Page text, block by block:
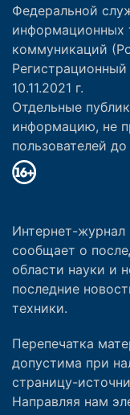
Федеральной
информационных
коммуникаций
10.11.2021 г.
Отдельные
информацию, не
пользователей до
Интернет-
сообщает о
области науки и
последние
техники.
Перепечатка
допустима при
страницу-
Направляя нам